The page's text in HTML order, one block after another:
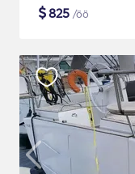
$825 /öö